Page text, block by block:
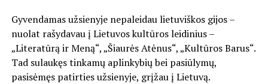
Gyvendamas užsienyje nepaleidau lietuviškos gijos –
nuolat rašydavau į Lietuvos kultūros leidinius –
„Literatūrą ir Meną“, „Šiaurės Atėnus“, „Kultūros Barus“.
Tad sulaukęs tinkamų aplinkybių bei pasiūlymų,
pasisėmęs patirties užsienyje, grįžau į Lietuvą.